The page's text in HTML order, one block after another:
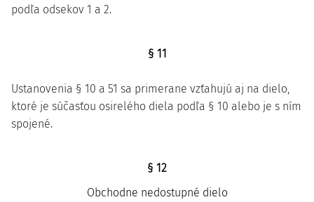
podľa odsekov 1 a 2.
§ 11
Ustanovenia § 10 a 51 sa primerane vzťahujú aj na dielo,
ktoré je súčasťou osirelého diela podľa § 10 alebo je s ním
spojené.
§ 12
Obchodne nedostupné dielo